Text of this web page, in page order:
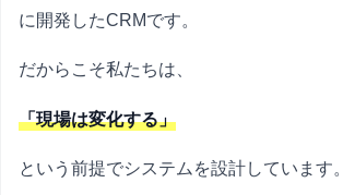
に開発したCRMです。
だからこそ私たちは、
「現場は変化する」
という前提でシステムを設計しています。